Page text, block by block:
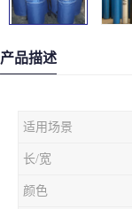
产品描述
适用场景
长/宽
颜色